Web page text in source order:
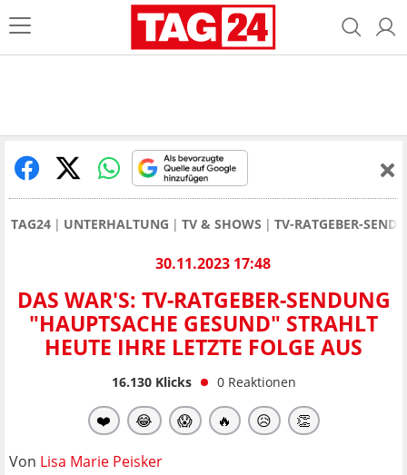
TAG24 UNTERHALTUNG TV & SHOWS TV-RATGEBER-
30.11.2023 17:48
DAS WAR'S: TV-RATGEBER-SENDUNG
"HAUPTSACHE GESUND" STRAHLT
HEUTE IHRE LETZTE FOLGE AUS
16.130Klicks 0 Reaktionen
❤️ 😂 😱 🔥 😥 👏
Von Lisa Marie Peisker